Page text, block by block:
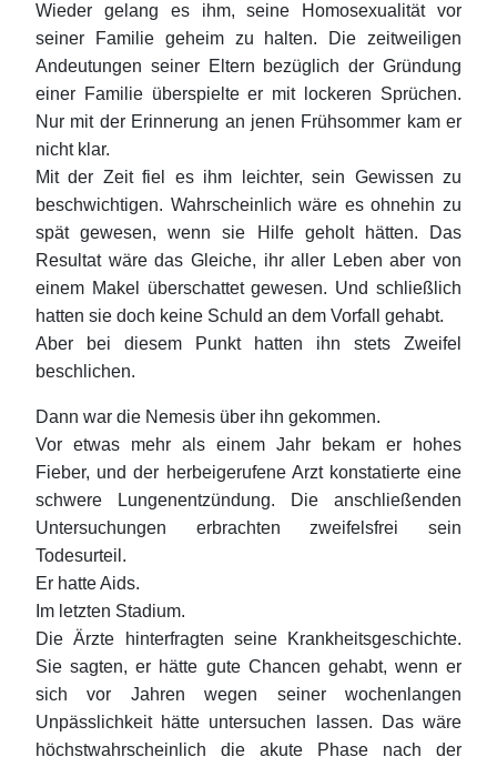
Wieder gelang es ihm, seine Homosexualität vor
seiner Familie geheim zu halten. Die zeitweiligen
Andeutungen seiner Eltern bezüglich der Gründung
einer Familie überspielte er mit lockeren Sprüchen.
Nur mit der Erinnerung an jenen Frühsommer kam er
nicht klar.
Mit der Zeit fiel es ihm leichter, sein Gewissen zu
beschwichtigen. Wahrscheinlich wäre es ohnehin zu
spät gewesen, wenn sie Hilfe geholt hätten. Das
Resultat wäre das Gleiche, ihr aller Leben aber von
einem Makel überschattet gewesen. Und schließlich
hatten sie doch keine Schuld an dem Vorfall gehabt.
Aber bei diesem Punkt hatten ihn stets Zweifel
beschlichen.
Dann war die Nemesis über ihn gekommen.
Vor etwas mehr als einem Jahr bekam er hohes
Fieber, und der herbeigerufene Arzt konstatierte eine
schwere Lungenentzündung. Die anschließenden
Untersuchungen erbrachten zweifelsfrei sein
Todesurteil.
Er hatte Aids.
Im letzten Stadium.
Die Ärzte hinterfragten seine Krankheitsgeschichte.
Sie sagten, er hätte gute Chancen gehabt, wenn er
sich vor Jahren wegen seiner wochenlangen
Unpässlichkeit hätte untersuchen lassen. Das wäre
höchstwahrscheinlich die akute Phase nach der